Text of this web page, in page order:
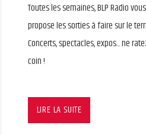
Toutes les semaines, BLP Radio
propose les sorties à faire sur le
Concerts, spectacles, expos... ne
coin !
LIRE LA SUITE